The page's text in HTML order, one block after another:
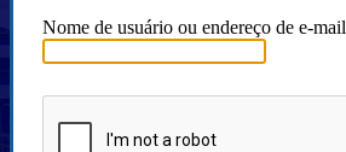
Nome de usuário ou endereço de e-mail